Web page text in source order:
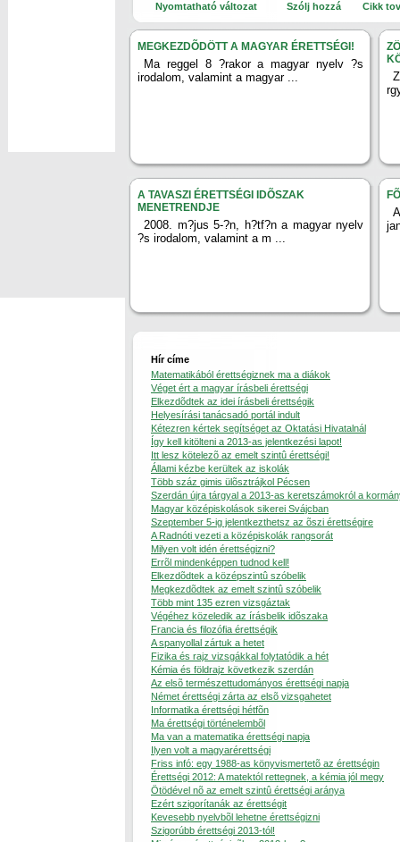
Nyomtatható változat Szólj hozzá Cikk
MEGKEZDÕDÖTT A MAGYAR ÉRETTSÉGI!
Ma reggel 8 ?rakor a magyar nyelv ?s
irodalom, valamint a magyar ...
A TAVASZI ÉRETTSÉGI IDÕSZAK
MENETRENDJE
2008. m?jus 5-?n, h?tf?n a magyar nyelv
?s irodalom, valamint a m ...
Hír címe
Matematikából érettségiznek ma a diákok
Véget ért a magyar írásbeli érettségi
Elkezdõdtek az idei írásbeli érettségik
Helyesírási tanácsadó portál indult
Kétezren kértek segítséget az Oktatási Hivatalnál
Így kell kitölteni a 2013-as jelentkezési lapot!
Itt lesz kötelezõ az emelt szintû érettségi!
Állami kézbe kerültek az iskolák
Több száz gimis ülõsztrájkol Pécsen
Szerdán újra tárgyal a 2013-as keretszámokról a
Magyar középiskolások sikerei Svájcban
Szeptember 5-ig jelentkezthetsz az õszi érettségire
A Radnóti vezeti a középiskolák rangsorát
Milyen volt idén érettségizni?
Errõl mindenképpen tudnod kell!
Elkezdõdtek a középszintû szóbelik
Megkezdõdtek az emelt szintû szóbelik
Több mint 135 ezren vizsgáztak
Végéhez közeledik az írásbelik idõszaka
Francia és filozófia érettségik
A spanyollal zártuk a hetet
Fizika és rajz vizsgákkal folytatódik a hét
Kémia és földrajz következik szerdán
Az elsõ természettudományos érettségi napja
Német érettségi zárta az elsõ vizsgahetet
Informatika érettségi hétfõn
Ma érettségi történelembõl
Ma van a matematika érettségi napja
Ilyen volt a magyarérettségi
Friss infó: egy 1988-as könyvismertetõ az érettségin
Érettségi 2012: A matektól rettegnek, a kémia jól megy
Ötödével nõ az emelt szintû érettségi aránya
Ezért szigorítanák az érettségit
Kevesebb nyelvbõl lehetne érettségizni
Szigorúbb érettségi 2013-tól!